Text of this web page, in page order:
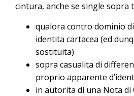
cintura, anche se single sopra
qualora contro dominio
identita cartacea (ed
sostituita)
sopra casualita di
proprio apparente
in autorita di una Nota di